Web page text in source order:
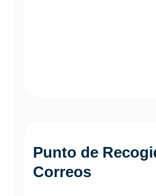
Punto de
Correos